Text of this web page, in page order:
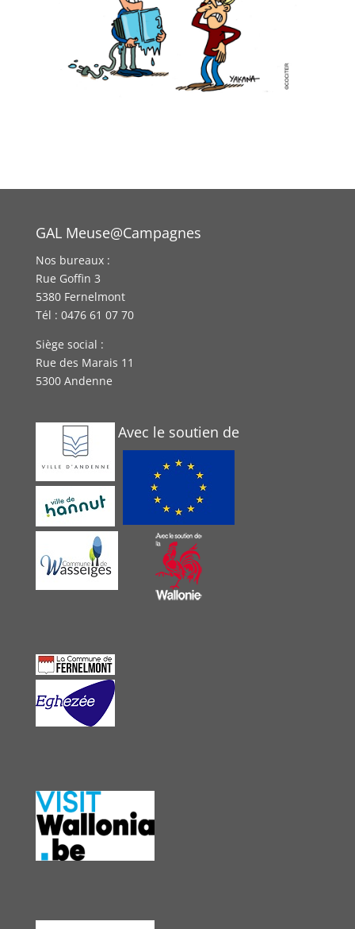
GAL Meuse@Campagnes
Nos bureaux :
Rue Goffin 3
5380 Fernelmont
Tél : 0476 61 07 70
Siège social :
Rue des Marais 11
5300 Andenne
Avec le soutien de